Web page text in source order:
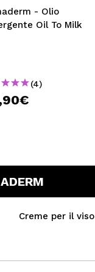
- Olio
Oil To Milk
(4)
Creme per il viso